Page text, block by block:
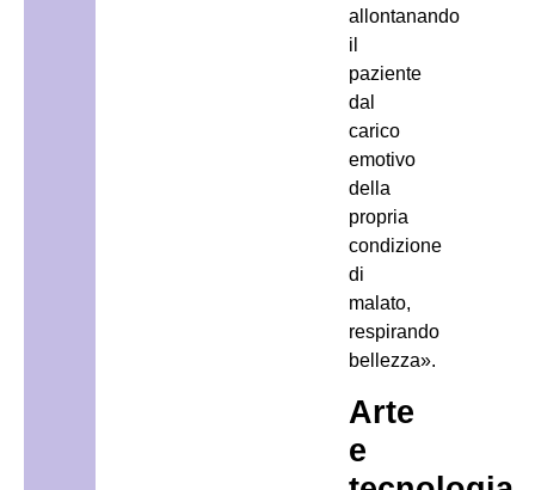
allontanando
il
paziente
dal
carico
emotivo
della
propria
condizione
di
malato,
respirando
bellezza».
Arte
e